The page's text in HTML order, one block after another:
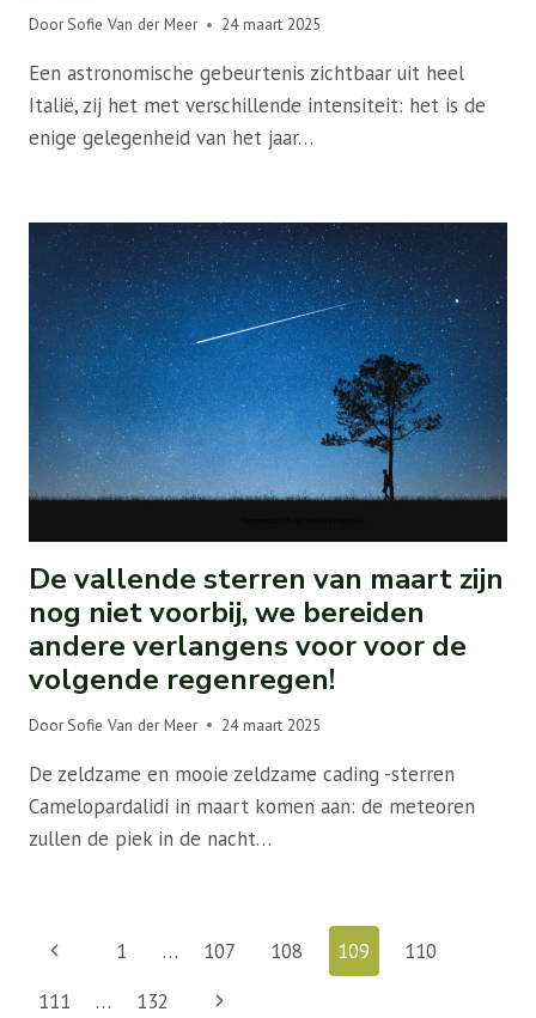
DoorSofie Van der Meer 24 maart 2025
Een astronomische gebeurtenis zichtbaar uit heel
Italië, zij het met verschillende intensiteit: het is de
enige gelegenheid van het jaar…
De vallende sterren van maart zijn
nog niet voorbij, we bereiden
andere verlangens voor voor de
volgende regenregen!
DoorSofie Van der Meer 24 maart 2025
De zeldzame en mooie zeldzame cading -sterren
Camelopardalidi in maart komen aan: de meteoren
zullen de piek in de nacht…
Paginanavigatie
Vorige
pagina
1 … 107 108 109
110
111
… 132 Volgende